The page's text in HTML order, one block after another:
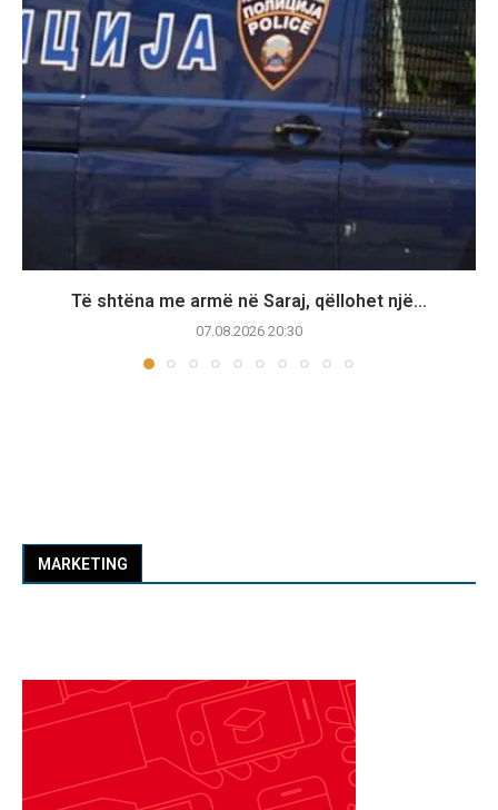
Të shtëna me armë në Saraj, qëllohet një...
07.08.2026 20:30
MARKETING